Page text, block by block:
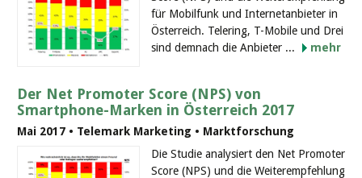
für Mobilfunk und Internetanbieter in
Österreich. Telering, T-Mobile und Drei
sind demnach die Anbieter ...
mehr
Der Net Promoter Score (NPS) von
Smartphone-Marken in Österreich 2017
Mai 2017 • Telemark Marketing • Marktforschung
Die Studie analysiert den Net Promoter
Score (NPS) und die Weiterempfehlung